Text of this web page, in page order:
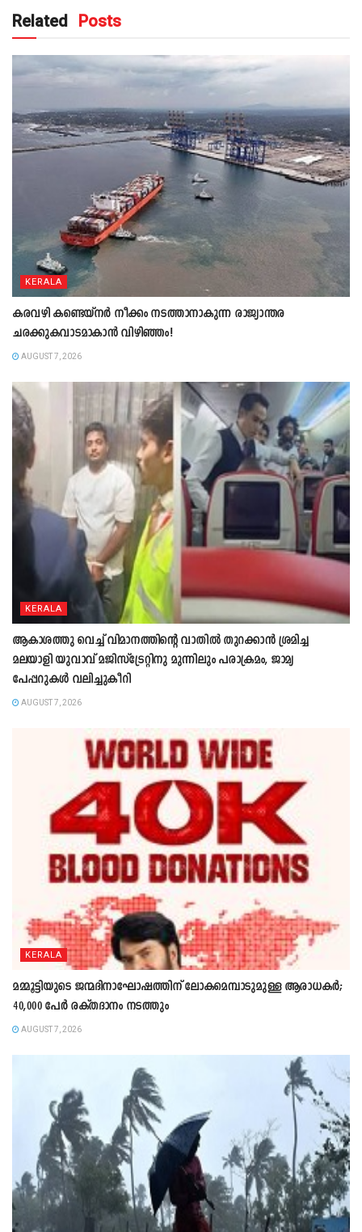
Related Posts
KERALA
കരവഴി കണ്ടെയ്നർ നീക്കം നടത്താനാകുന്ന രാജ്യാന്തര
ചരക്കുകവാടമാകാൻ വിഴിഞ്ഞം!
AUGUST 7, 2026
KERALA
ആകാശത്തു വെച്ച് വിമാനത്തിന്റെ വാതില്‍ തുറക്കാന്‍ ശ്രമിച്ച
മലയാളി യുവാവ് മജിസ്ട്രേറ്റിനു മുന്നിലും പരാക്രമം, ജാമ്യ
പേപ്പറുകൾ വലിച്ചുകീറി
AUGUST 7, 2026
KERALA
മമ്മൂട്ടിയുടെ ജന്മദിനാഘോഷത്തിന് ലോകമെമ്പാടുമുള്ള ആരാധകർ;
40,000 പേർ രക്തദാനം നടത്തും
AUGUST 7, 2026